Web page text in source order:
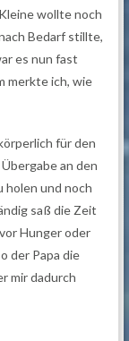
wollte noch
Bedarf stillte,
es nun fast
merkte ich, wie
für den
an den
holen und noch
saß die Zeit
Hunger oder
der Papa die
mir dadurch